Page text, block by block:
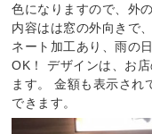
色になりますので、外
内容はは窓の外向きで
ネート加工あり、雨の
OK！ デザインは、お
ます。 金額も表示され
できます。